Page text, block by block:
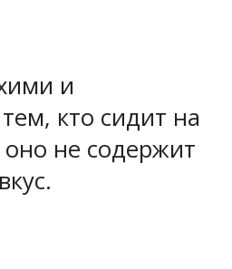
и
кто сидит на
не содержит